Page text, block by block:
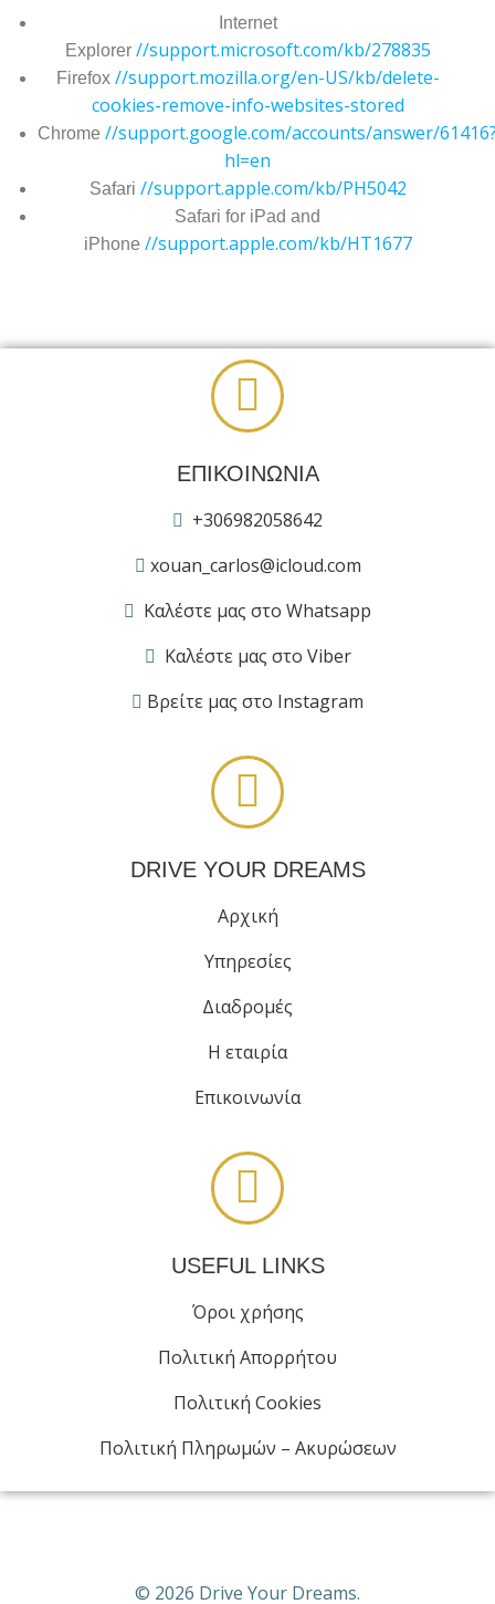
Internet
Explorer //support.microsoft.com/kb/278835
Firefox //support.mozilla.org/en-US/kb/delete-
cookies-remove-info-websites-stored
Chrome //support.google.com/accounts/answer/
hl=en
Safari //support.apple.com/kb/PH5042
Safari for iPad and
iPhone //support.apple.com/kb/HT1677
ΕΠΙΚΟΙΝΩΝΙΑ
+306982058642
xouan_carlos@icloud.com
Καλέστε μας στο Whatsapp
Καλέστε μας στο Viber
Βρείτε μας στο Instagram
DRIVE YOUR DREAMS
Αρχική
Υπηρεσίες
Διαδρομές
Η εταιρία
Επικοινωνία
USEFUL LINKS
Όροι χρήσης
Πολιτική Απορρήτου
Πολιτική Cookies
Πολιτική Πληρωμών – Ακυρώσεων
© 2026 Drive Your Dreams.